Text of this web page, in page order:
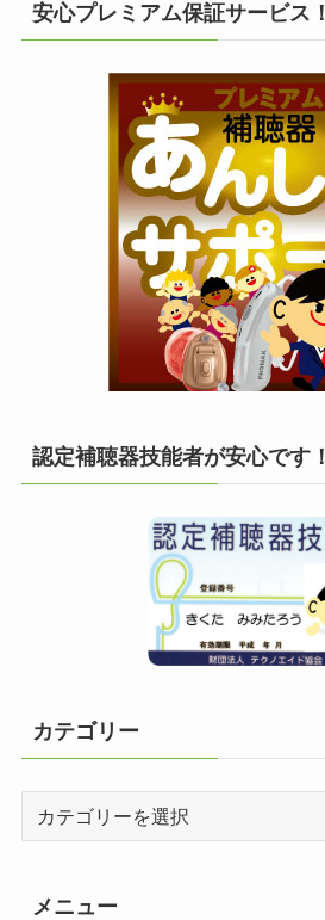
安心プレミアム保証サービス！
認定補聴器技能者が安心です！
カテゴリー
メニュー